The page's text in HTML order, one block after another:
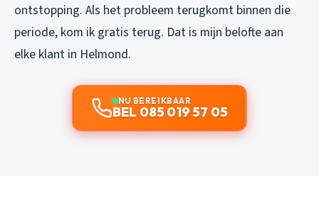
ontstopping. Als het probleem terugkomt binnen die
periode, kom ik gratis terug. Dat is mijn belofte aan
elke klant in Helmond.
NU BEREIKBAAR
BEL 085 019 57 05